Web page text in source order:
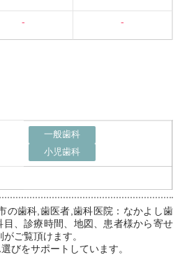
- -
一般歯科
小児歯科
の歯科,歯医者,歯科医院：なかよし歯
、診療時間、地図、患者様から寄せ
ご覧頂けます。
びをサポートしています。